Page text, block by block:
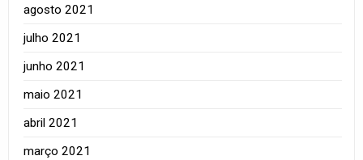
agosto 2021
julho 2021
junho 2021
maio 2021
abril 2021
março 2021